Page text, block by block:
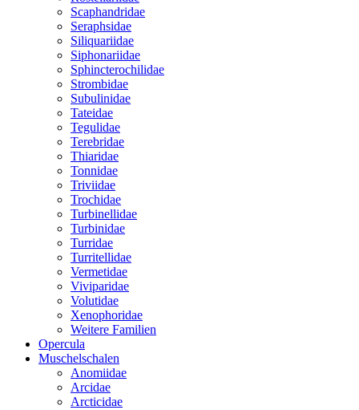
Scaphandridae
Seraphsidae
Siliquariidae
Siphonariidae
Sphincterochilidae
Strombidae
Subulinidae
Tateidae
Tegulidae
Terebridae
Thiaridae
Tonnidae
Triviidae
Trochidae
Turbinellidae
Turbinidae
Turridae
Turritellidae
Vermetidae
Viviparidae
Volutidae
Xenophoridae
Weitere Familien
Opercula
Muschelschalen
Anomiidae
Arcidae
Arcticidae